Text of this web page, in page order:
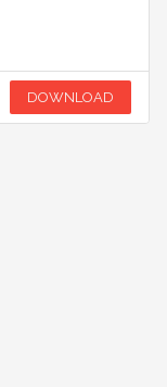
DOWNLOAD